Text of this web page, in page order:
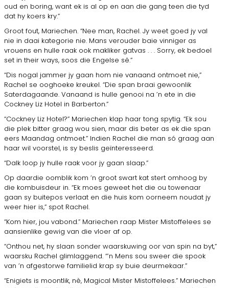
oud en boring, want ek is al op en aan die gang teen die tyd
dat hy koers kry.”
Groot fout, Mariechen. “Nee man, Rachel. Jy weet goed jy val
nie in daai kategorie nie. Mans verouder baie vinniger as
vrouens en hulle raak ook makliker gatvas . . . Sorry, ek bedoel
set in their ways, soos die Engelse sê.”
“Dis nogal jammer jy gaan hom nie vanaand ontmoet nie,”
Rachel se ooghoeke kreukel. “Die span braai gewoonlik
Saterdagaande. Vanaand is hulle genooi na ’n ete in die
Cockney Liz Hotel in Barberton.”
“Cockney Liz Hotel?” Mariechen klap haar tong spytig. “Ek sou
die plek bitter graag wou sien, maar dis beter as ek die span
eers Maandag ontmoet.” Indien Rachel die man só graag aan
haar wil voorstel, is sy beslis geïnteresseerd.
“Dalk loop jy hulle raak voor jy gaan slaap.”
Op daardie oomblik kom ’n groot swart kat stert omhoog by
die kombuisdeur in. “Ek moes geweet het die ou towenaar
gaan sy buitepos verlaat en die huis kom oorneem noudat jy
weer hier is,” spot Rachel.
“Kom hier, jou vabond.” Mariechen raap Mister Mistoffelees se
aansienlike gewig van die vloer af op.
“Onthou net, hy slaan sonder waarskuwing oor van spin na byt,”
waarsku Rachel glimlaggend. “’n Mens sou sweer die spook
van ’n afgestorwe familielid krap sy buie deurmekaar.”
“Enigiets is moontlik, nè, Magical Mister Mistoffelees.” Mariechen